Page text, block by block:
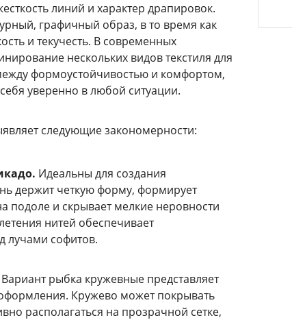
линий и характер драпировок.
графичный образ, в то время как
и текучесть. В современных
нескольких видов текстиля для
формоустойчивостью и комфортом,
уверенно в любой ситуации.
следующие закономерности:
Идеальны для создания
держит четкую форму, формирует
подоле и скрывает мелкие неровности
нитей обеспечивает
лучами софитов.
Вариант рыбка кружевные представляет
Кружево может покрывать
располагаться на прозрачной сетке,